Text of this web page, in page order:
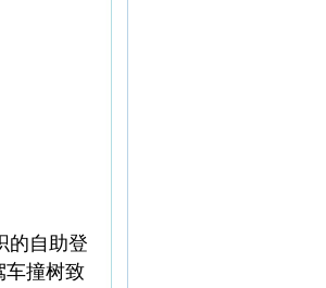
的自助登
撞树致